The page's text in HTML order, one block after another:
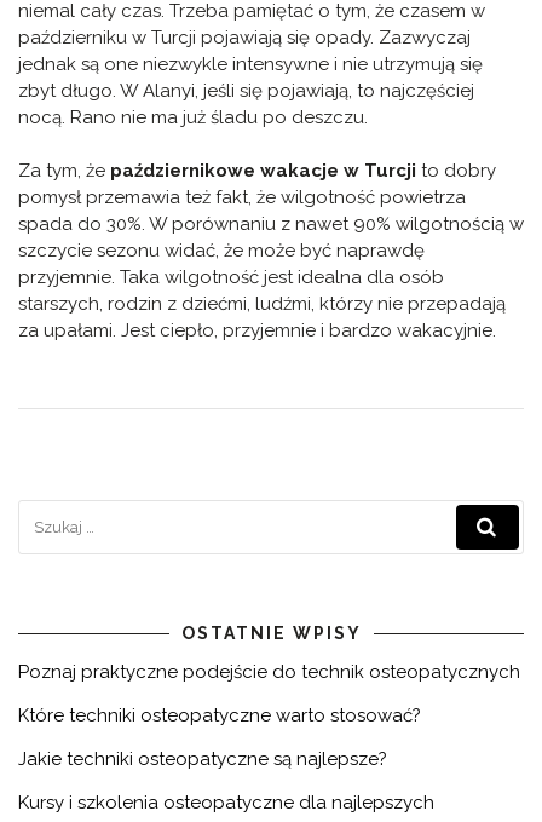
niemal cały czas. Trzeba pamiętać o tym, że czasem w
październiku w Turcji pojawiają się opady. Zazwyczaj
jednak są one niezwykle intensywne i nie utrzymują się
zbyt długo. W Alanyi, jeśli się pojawiają, to najczęściej
nocą. Rano nie ma już śladu po deszczu.
Za tym, że październikowe wakacje w Turcji to dobry
pomysł przemawia też fakt, że wilgotność powietrza
spada do 30%. W porównaniu z nawet 90% wilgotnością w
szczycie sezonu widać, że może być naprawdę
przyjemnie. Taka wilgotność jest idealna dla osób
starszych, rodzin z dziećmi, ludźmi, którzy nie przepadają
za upałami. Jest ciepło, przyjemnie i bardzo wakacyjnie.
OSTATNIE WPISY
Poznaj praktyczne podejście do technik osteopatycznych
Które techniki osteopatyczne warto stosować?
Jakie techniki osteopatyczne są najlepsze?
Kursy i szkolenia osteopatyczne dla najlepszych